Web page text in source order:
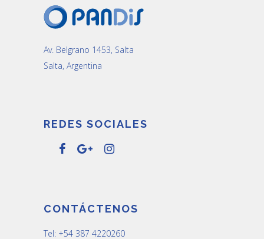
Av. Belgrano 1453, Salta
Salta, Argentina
REDES SOCIALES
CONTÁCTENOS
Tel: +54 387 4220260